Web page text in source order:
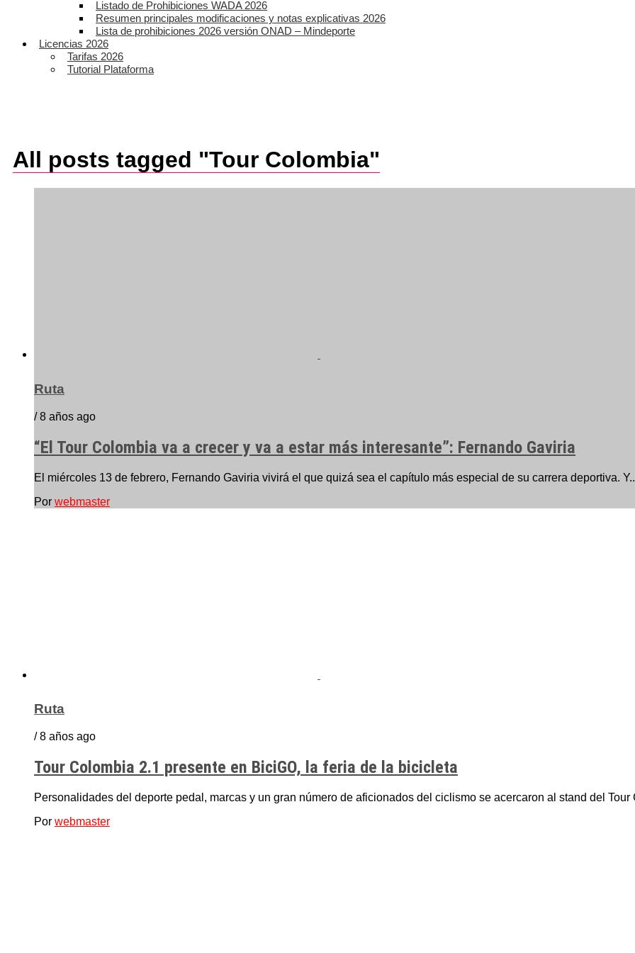
Listado de Prohibiciones WADA 2026
Resumen principales modificaciones y notas explicativas 2026
Lista de prohibiciones 2026 versión ONAD – Mindeporte
Licencias 2026
Tarifas 2026
Tutorial Plataforma
All posts tagged "Tour Colombia"
Ruta
/ 8 años ago
“El Tour Colombia va a crecer y va a estar más interesante”: Fernando Gaviria
El miércoles 13 de febrero, Fernando Gaviria vivirá el que quizá sea el capítulo más especial de su carrera deportiva.
Por webmaster
Ruta
/ 8 años ago
Tour Colombia 2.1 presente en BiciGO, la feria de la bicicleta
Personalidades del deporte pedal, marcas y un gran número de aficionados del ciclismo se acercaron al stand del Tour
Por webmaster